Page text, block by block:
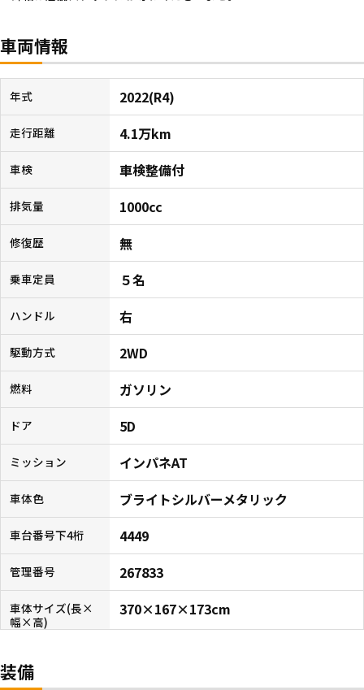
車両情報
年式 2022(R4)
走行距離 4.1万km
車検 車検整備付
排気量 1000cc
修復歴 無
乗車定員 ５名
ハンドル 右
駆動方式 2WD
燃料 ガソリン
ドア 5D
ミッション インパネAT
車体色 ブライトシルバーメタリック
車台番号下4桁 4449
管理番号 267833
車体サイズ(長×
幅×高)
370×167×173cm
装備